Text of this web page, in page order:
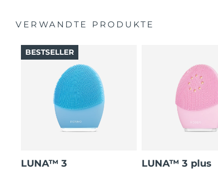
VERWANDTE PRODUKTE
LUNA™ 3
BESTSELLER
LUNA™ 3 plus